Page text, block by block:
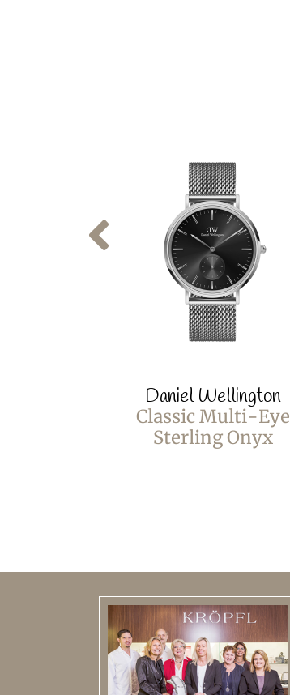
Daniel Wellington
Classic Multi-Eye
Sterling Onyx